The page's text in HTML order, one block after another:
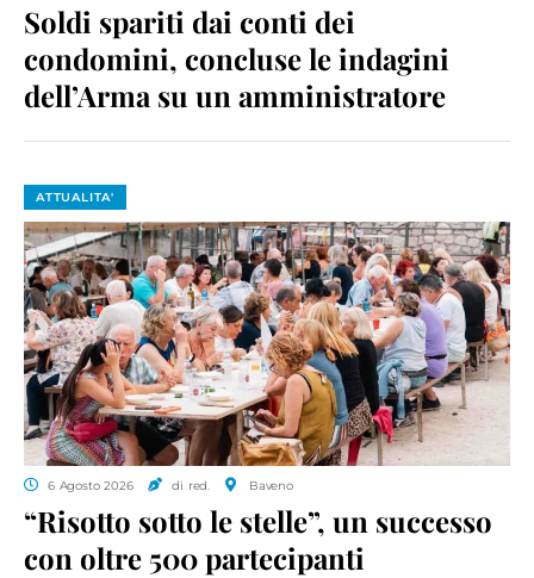
Soldi spariti dai conti dei
condomini, concluse le indagini
dell’Arma su un amministratore
ATTUALITA'
6 Agosto 2026 di red. Baveno
“Risotto sotto le stelle”, un successo
con oltre 500 partecipanti